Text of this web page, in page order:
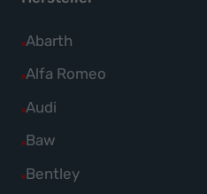
Abarth
Alle
Fahrzeuge
Abarth
anzeigen
Alfa Romeo
Alle
Fahrzeuge
Alfa
Romeo
Audi
Alle
Fahrzeuge
Audi
Baw
Alle
Fahrzeuge
Bentley
Alle